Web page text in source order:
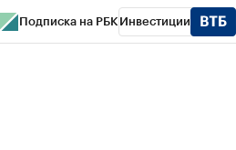
Подписка на РБК Инвестиции